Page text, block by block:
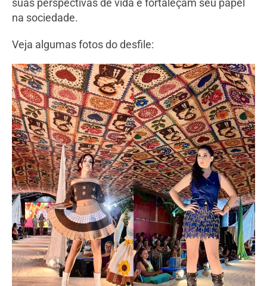
suas perspectivas de vida e fortaleçam seu papel
na sociedade.
Veja algumas fotos do desfile: